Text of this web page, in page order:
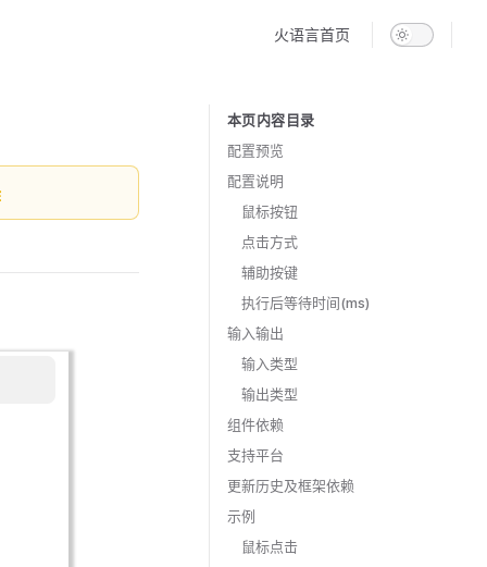
火语言首页
本页内容目录
Table of Contents for current page
配置预览
配置说明
鼠标按钮
点击方式
辅助按键
执行后等待时间(ms)
输入输出
输入类型
输出类型
组件依赖
支持平台
更新历史及框架依赖
示例
鼠标点击